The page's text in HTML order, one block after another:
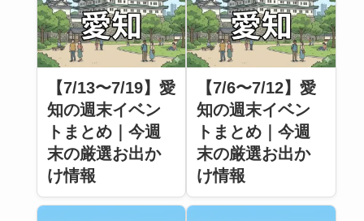
【7/13〜7/19】愛
知の週末イベン
トまとめ｜今週
末の厳選お出か
け情報
【7/6〜7/12】愛
知の週末イベン
トまとめ｜今週
末の厳選お出か
け情報